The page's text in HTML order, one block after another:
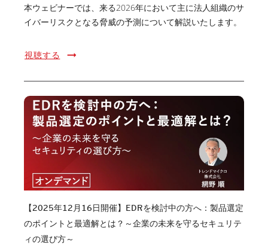
本ウェビナーでは、来る2026年において主に法人組織のサ
イバーリスクとなる脅威の予測について解説いたします。
視聴する
【2025年12月16日開催】EDRを検討中の方へ：製品選定
のポイントと最適解とは？～企業の未来を守るセキュリテ
ィの選び方～